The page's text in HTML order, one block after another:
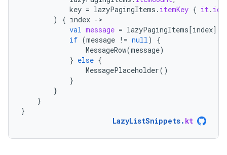
key = lazyPagingItems . itemKey { it . id
)
{ index -
val message = lazyPagingItems[index]
if (message != null )
{
MessageRow(message)
} else {
MessagePlaceholder()
}
}
}
}
LazyListSnippets. kt